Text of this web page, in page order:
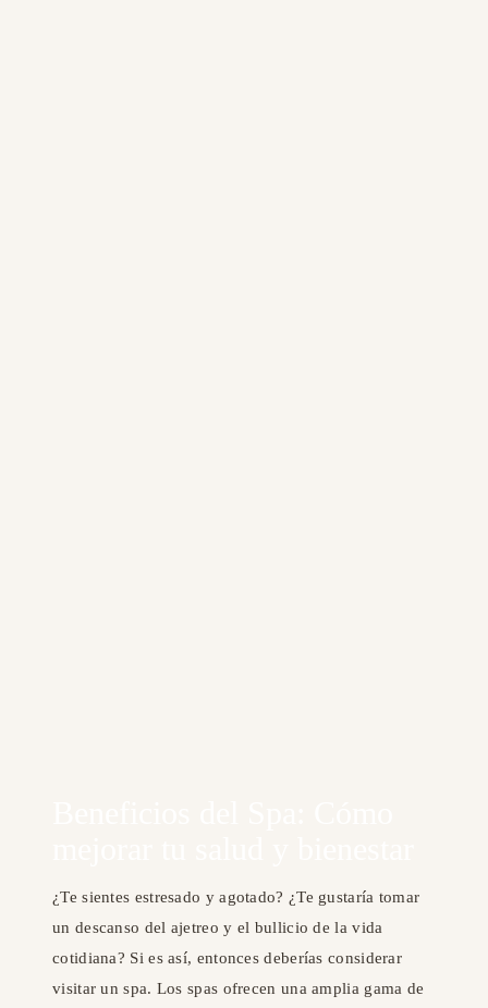
¿Te sientes estresado y agotado? ¿Te gustaría tomar
un descanso del ajetreo y el bullicio de la vida
cotidiana? Si es así, entonces deberías considerar
visitar un spa. Los spas ofrecen una amplia gama de